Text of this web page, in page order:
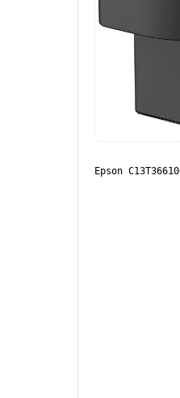
Epson